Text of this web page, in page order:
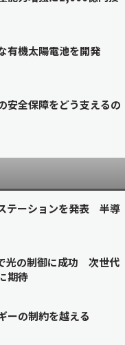
有機太陽電池を開発
安全保障をどう支えるの
テーションを発表 半導
光の制御に成功 次世代
期待
ーの制約を越える